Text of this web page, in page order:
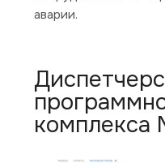
аварии.